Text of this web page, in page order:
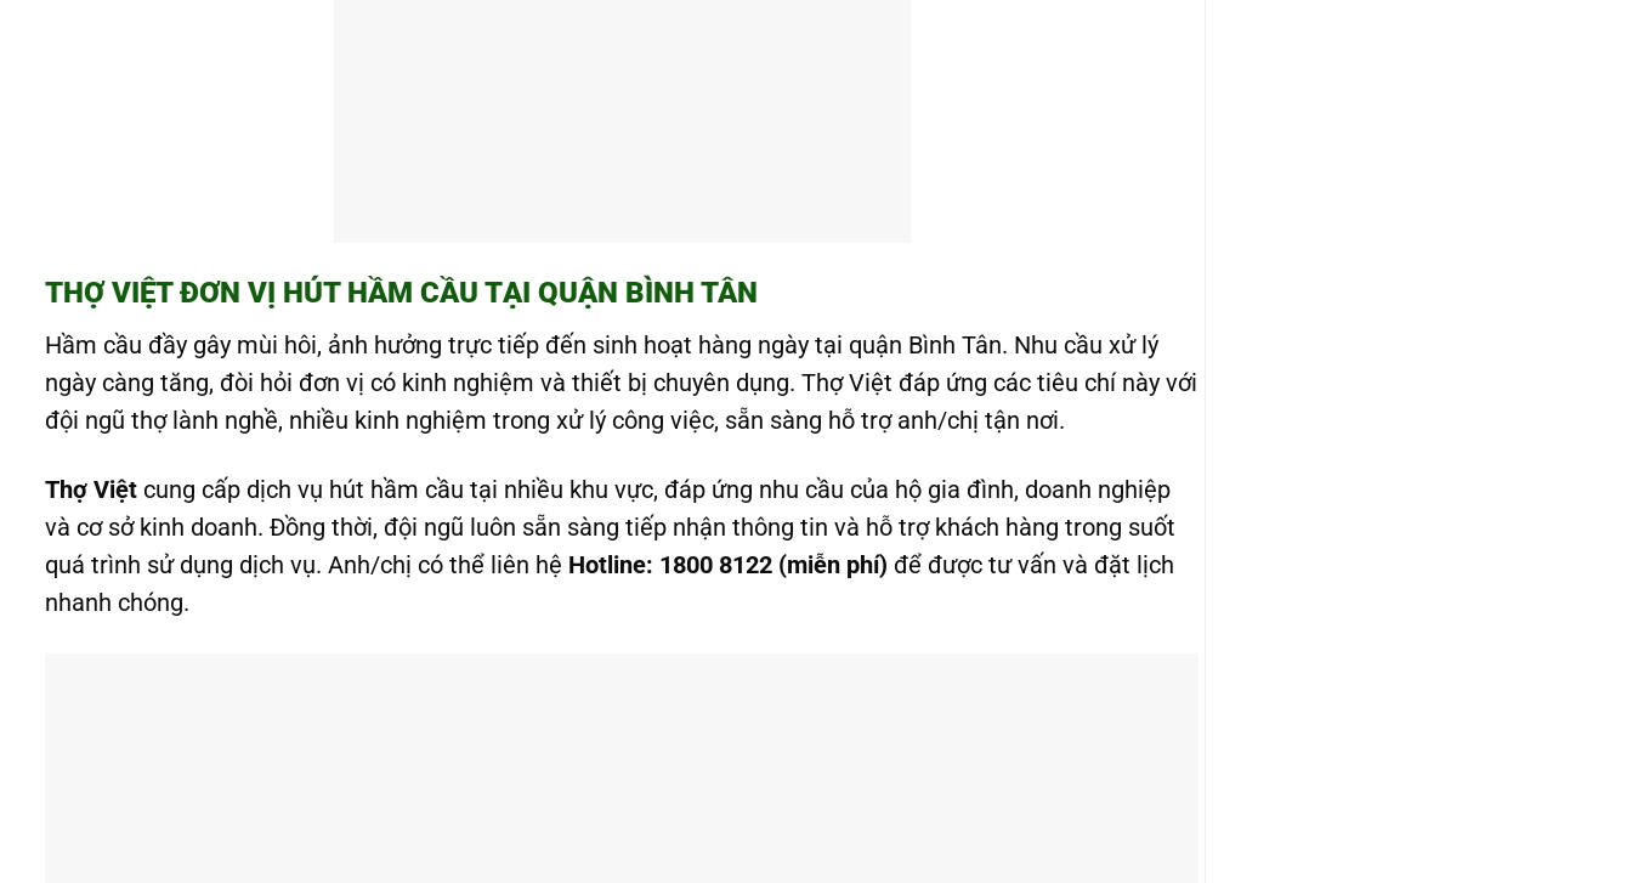
THỢ VIỆT ĐƠN VỊ HÚT HẦM CẦU TẠI QUẬN BÌNH TÂN
Hầm cầu đầy gây mùi hôi, ảnh hưởng trực tiếp đến sinh hoạt hàng ngày tại quận Bình Tân. Nhu cầu xử lý
ngày càng tăng, đòi hỏi đơn vị có kinh nghiệm và thiết bị chuyên dụng. Thợ Việt đáp ứng các tiêu chí này với
đội ngũ thợ lành nghề, nhiều kinh nghiệm trong xử lý công việc, sẵn sàng hỗ trợ anh/chị tận nơi.
Thợ Việt cung cấp dịch vụ hút hầm cầu tại nhiều khu vực, đáp ứng nhu cầu của hộ gia đình, doanh nghiệp
và cơ sở kinh doanh. Đồng thời, đội ngũ luôn sẵn sàng tiếp nhận thông tin và hỗ trợ khách hàng trong suốt
quá trình sử dụng dịch vụ. Anh/chị có thể liên hệ Hotline: 1800 8122 (miễn phí) để được tư vấn và đặt lịch
nhanh chóng.